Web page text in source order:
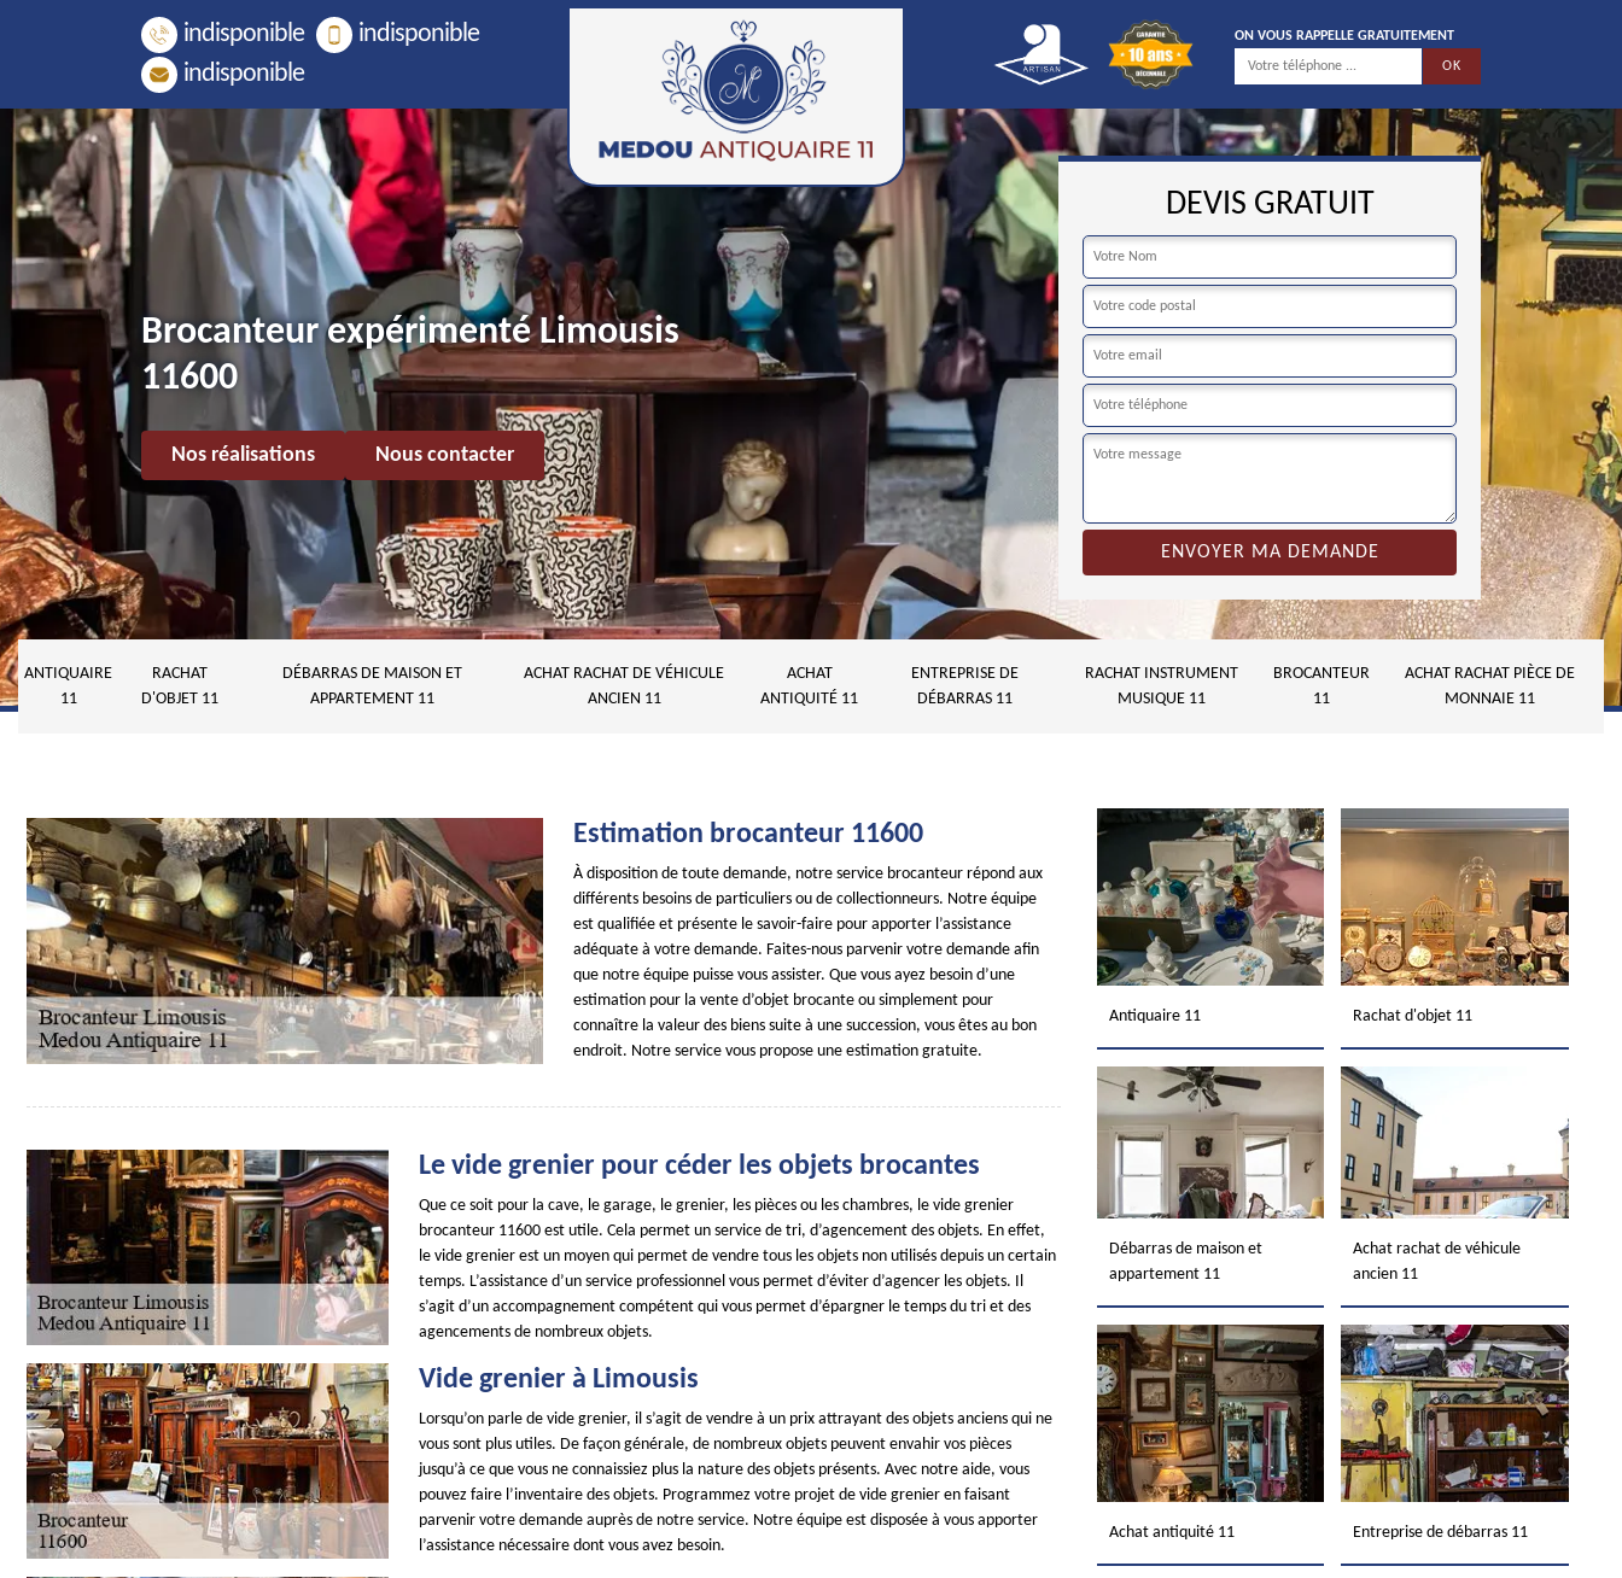
indisponible
indisponible
indisponible
ON VOUS RAPPELLE GRATUITEMENT
Brocanteur expérimenté Limousis
11600
Nos réalisations Nous contacter
DEVIS GRATUIT
ANTIQUAIRE
11
RACHAT
D'OBJET 11
DÉBARRAS DE MAISON ET
APPARTEMENT 11
ACHAT RACHAT DE VÉHICULE
ANCIEN 11
ACHAT
ANTIQUITÉ 11
ENTREPRISE DE
DÉBARRAS 11
RACHAT INSTRUMENT
MUSIQUE 11
BROCANTEUR
11
ACHAT RACHAT PIÈCE DE
MONNAIE 11
Estimation brocanteur 11600
À disposition de toute demande, notre service brocanteur répond aux
différents besoins de particuliers ou de collectionneurs. Notre équipe
est qualifiée et présente le savoir-faire pour apporter l’assistance
adéquate à votre demande. Faites-nous parvenir votre demande afin
que notre équipe puisse vous assister. Que vous ayez besoin d’une
estimation pour la vente d’objet brocante ou simplement pour
connaître la valeur des biens suite à une succession, vous êtes au bon
endroit. Notre service vous propose une estimation gratuite.
Le vide grenier pour céder les objets brocantes
Que ce soit pour la cave, le garage, le grenier, les pièces ou les chambres, le vide grenier
brocanteur 11600 est utile. Cela permet un service de tri, d’agencement des objets. En effet,
le vide grenier est un moyen qui permet de vendre tous les objets non utilisés depuis un certain
temps. L’assistance d’un service professionnel vous permet d’éviter d’agencer les objets. Il
s’agit d’un accompagnement compétent qui vous permet d’épargner le temps du tri et des
agencements de nombreux objets.
Vide grenier à Limousis
Lorsqu’on parle de vide grenier, il s’agit de vendre à un prix attrayant des objets anciens qui ne
vous sont plus utiles. De façon générale, de nombreux objets peuvent envahir vos pièces
jusqu’à ce que vous ne connaissiez plus la nature des objets présents. Avec notre aide, vous
pouvez faire l’inventaire des objets. Programmez votre projet de vide grenier en faisant
parvenir votre demande auprès de notre service. Notre équipe est disposée à vous apporter
l’assistance nécessaire dont vous avez besoin.
Antiquaire 11 Rachat d'objet 11
Débarras de maison et
appartement 11
Achat rachat de véhicule
ancien 11
Achat antiquité 11 Entreprise de débarras 11